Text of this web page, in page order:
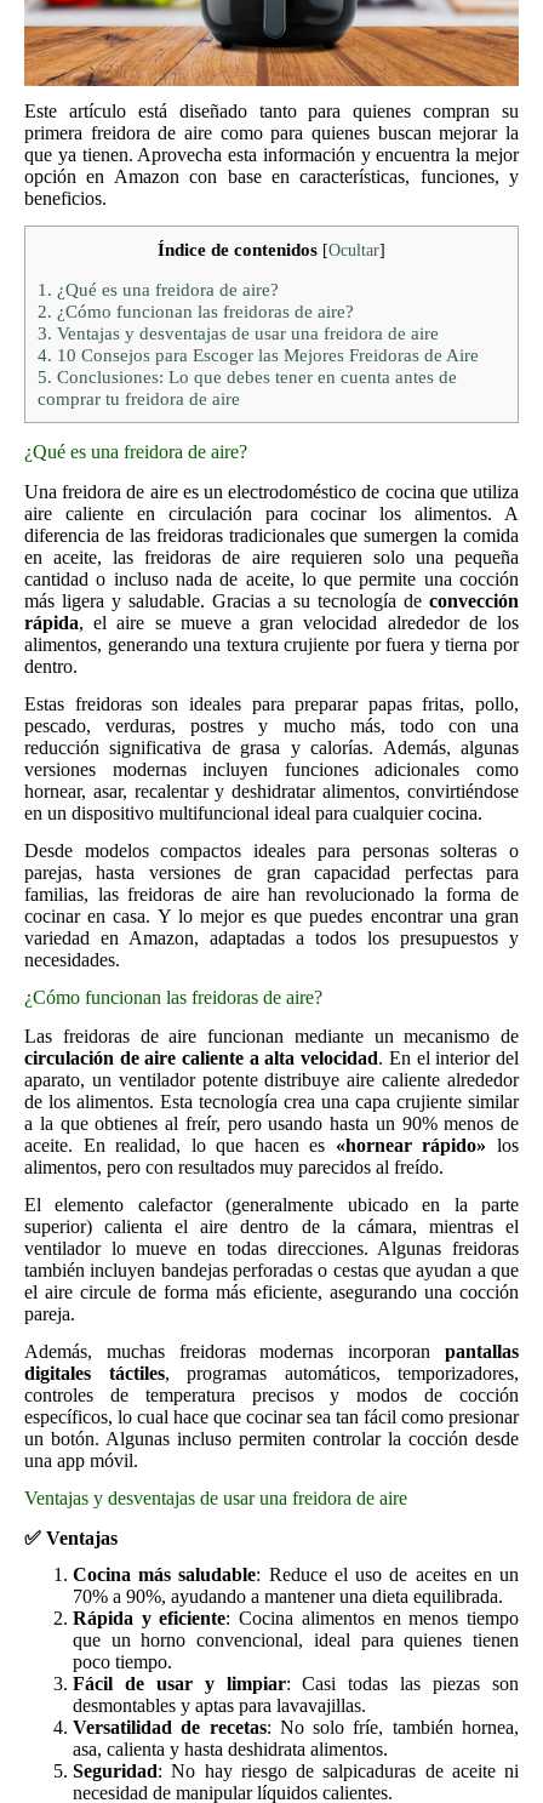
Este artículo está diseñado tanto para quienes compran su
primera freidora de aire como para quienes buscan mejorar la
que ya tienen. Aprovecha esta información y encuentra la mejor
opción en Amazon con base en características, funciones, y
beneficios.
Índice de contenidos [Ocultar]
1. ¿Qué es una freidora de aire?
2. ¿Cómo funcionan las freidoras de aire?
3. Ventajas y desventajas de usar una freidora de aire
4. 10 Consejos para Escoger las Mejores Freidoras de Aire
5. Conclusiones: Lo que debes tener en cuenta antes de
comprar tu freidora de aire
¿Qué es una freidora de aire?
Una freidora de aire es un electrodoméstico de cocina que utiliza
aire caliente en circulación para cocinar los alimentos. A
diferencia de las freidoras tradicionales que sumergen la comida
en aceite, las freidoras de aire requieren solo una pequeña
cantidad o incluso nada de aceite, lo que permite una cocción
más ligera y saludable. Gracias a su tecnología de convección
rápida, el aire se mueve a gran velocidad alrededor de los
alimentos, generando una textura crujiente por fuera y tierna por
dentro.
Estas freidoras son ideales para preparar papas fritas, pollo,
pescado, verduras, postres y mucho más, todo con una
reducción significativa de grasa y calorías. Además, algunas
versiones modernas incluyen funciones adicionales como
hornear, asar, recalentar y deshidratar alimentos, convirtiéndose
en un dispositivo multifuncional ideal para cualquier cocina.
Desde modelos compactos ideales para personas solteras o
parejas, hasta versiones de gran capacidad perfectas para
familias, las freidoras de aire han revolucionado la forma de
cocinar en casa. Y lo mejor es que puedes encontrar una gran
variedad en Amazon, adaptadas a todos los presupuestos y
necesidades.
¿Cómo funcionan las freidoras de aire?
Las freidoras de aire funcionan mediante un mecanismo de
circulación de aire caliente a alta velocidad. En el interior del
aparato, un ventilador potente distribuye aire caliente alrededor
de los alimentos. Esta tecnología crea una capa crujiente similar
a la que obtienes al freír, pero usando hasta un 90% menos de
aceite. En realidad, lo que hacen es «hornear rápido» los
alimentos, pero con resultados muy parecidos al freído.
El elemento calefactor (generalmente ubicado en la parte
superior) calienta el aire dentro de la cámara, mientras el
ventilador lo mueve en todas direcciones. Algunas freidoras
también incluyen bandejas perforadas o cestas que ayudan a que
el aire circule de forma más eficiente, asegurando una cocción
pareja.
Además, muchas freidoras modernas incorporan pantallas
digitales táctiles, programas automáticos, temporizadores,
controles de temperatura precisos y modos de cocción
específicos, lo cual hace que cocinar sea tan fácil como presionar
un botón. Algunas incluso permiten controlar la cocción desde
una app móvil.
Ventajas y desventajas de usar una freidora de aire
✅ Ventajas
Cocina más saludable: Reduce el uso de aceites en un
70% a 90%, ayudando a mantener una dieta equilibrada.
Rápida y eficiente: Cocina alimentos en menos tiempo
que un horno convencional, ideal para quienes tienen
poco tiempo.
Fácil de usar y limpiar: Casi todas las piezas son
desmontables y aptas para lavavajillas.
Versatilidad de recetas: No solo fríe, también hornea,
asa, calienta y hasta deshidrata alimentos.
Seguridad: No hay riesgo de salpicaduras de aceite ni
necesidad de manipular líquidos calientes.